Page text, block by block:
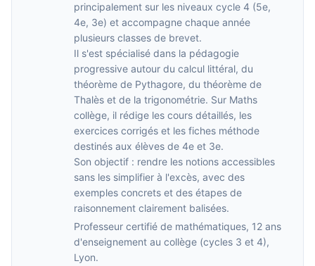
principalement sur les niveaux cycle 4 (5e,
4e, 3e) et accompagne chaque année
plusieurs classes de brevet.
Il s'est spécialisé dans la pédagogie
progressive autour du calcul littéral, du
théorème de Pythagore, du théorème de
Thalès et de la trigonométrie. Sur Maths
collège, il rédige les cours détaillés, les
exercices corrigés et les fiches méthode
destinés aux élèves de 4e et 3e.
Son objectif : rendre les notions accessibles
sans les simplifier à l'excès, avec des
exemples concrets et des étapes de
raisonnement clairement balisées.
Professeur certifié de mathématiques, 12 ans
d'enseignement au collège (cycles 3 et 4),
Lyon.